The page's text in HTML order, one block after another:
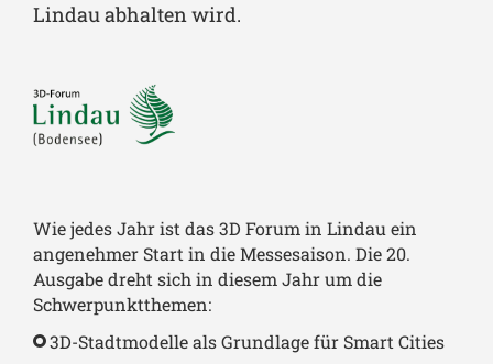
Lindau abhalten wird.
Wie jedes Jahr ist das 3D Forum in Lindau ein
angenehmer Start in die Messesaison. Die 20.
Ausgabe dreht sich in diesem Jahr um die
Schwerpunktthemen:
3D-Stadtmodelle als Grundlage für Smart Cities